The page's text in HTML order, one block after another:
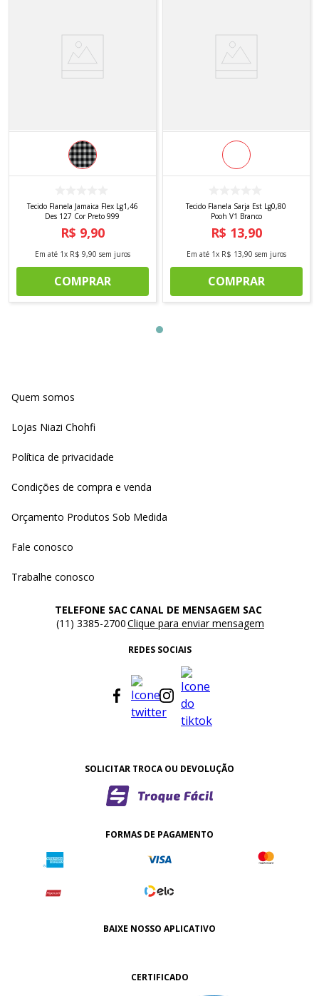
Tecido Flanela Jamaica Flex Lg1,46
Des 127 Cor Preto 999
R$ 9,90
Em até 1x R$ 9,90 sem juros
COMPRAR
Tecido Flanela Sarja Est Lg0,80
Pooh V1 Branco
R$ 13,90
Em até 1x R$ 13,90 sem juros
COMPRAR
Quem somos
Lojas Niazi Chohfi
Política de privacidade
Condições de compra e venda
Orçamento Produtos Sob Medida
Fale conosco
Trabalhe conosco
TELEFONE SAC
(11) 3385-2700
CANAL DE MENSAGEM SAC
Clique para enviar mensagem
REDES SOCIAIS
SOLICITAR TROCA OU DEVOLUÇÃO
FORMAS DE PAGAMENTO
BAIXE NOSSO APLICATIVO
CERTIFICADO